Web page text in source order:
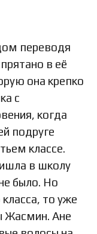
переводя
в её
она крепко
с
когда
подруге
классе.
в школу
было. Но
то уже
Жасмин. Ане